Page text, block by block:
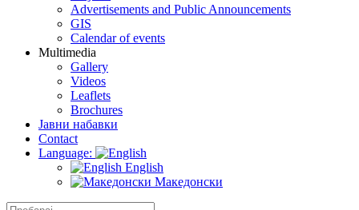
Advertisements and Public Announcements
GIS
Calendar of events
Multimedia
Gallery
Videos
Leaflets
Brochures
Јавни набавки
Contact
Language:
English
Македонски